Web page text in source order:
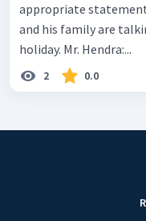
appropriate statement in the
and his family are
holiday. Mr. Hendra:...
2 0.0